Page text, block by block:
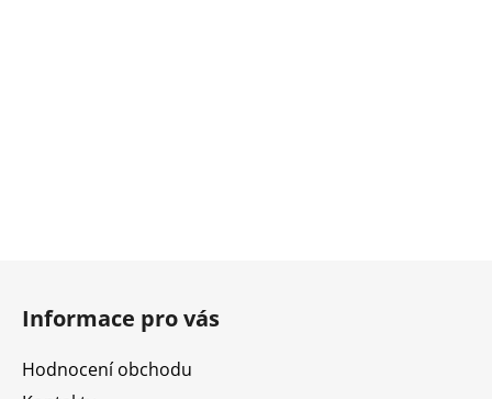
Informace pro vás
Hodnocení obchodu